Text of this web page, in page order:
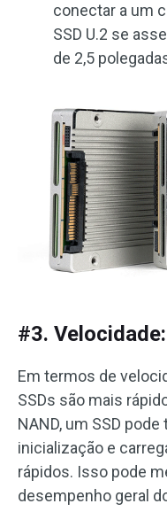
conectar a um
SSD U.2 se
de 2,5
#3.
Em termos de
SSDs são mais
NAND, um SSD
inicialização e
rápidos. Isso pode
desempenho geral